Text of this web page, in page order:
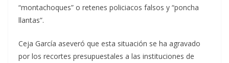
“montachoques” o retenes policiacos falsos y “poncha
llantas”.
Ceja García aseveró que esta situación se ha agravado
por los recortes presupuestales a las instituciones de